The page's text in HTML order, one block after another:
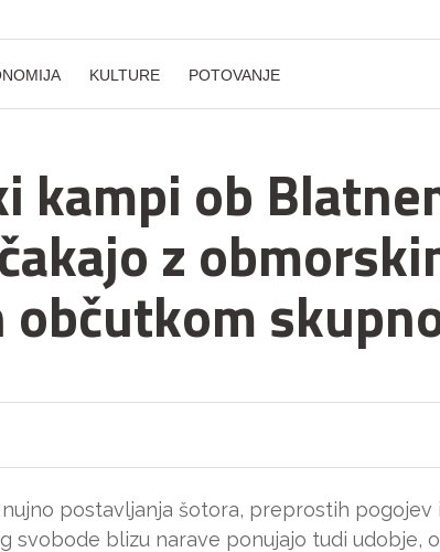
KULTURE POTOVANJE
kampi ob
z
občutkom
postavljanja šotora, preprostih pogojev
svobode blizu narave ponujajo tudi udobje,